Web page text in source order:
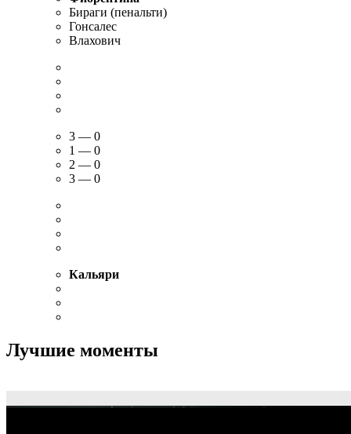
Бираги (пенальти)
Гонсалес
Влахович
3 — 0
1 — 0
2 — 0
3 — 0
Кальяри
Лучшие моменты